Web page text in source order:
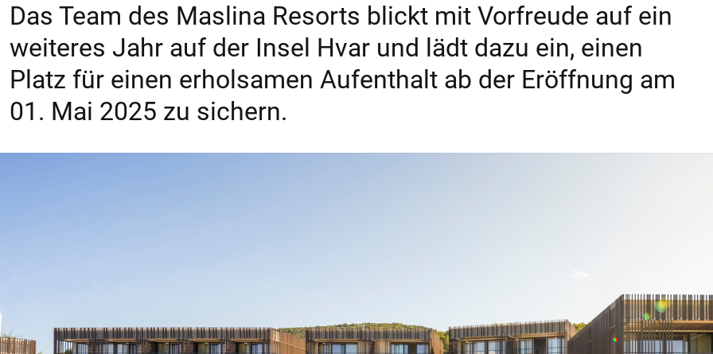
Das Team des Maslina Resorts blickt mit Vorfreude auf ein
weiteres Jahr auf der Insel Hvar und lädt dazu ein, einen
Platz für einen erholsamen Aufenthalt ab der Eröffnung am
01. Mai 2025 zu sichern.